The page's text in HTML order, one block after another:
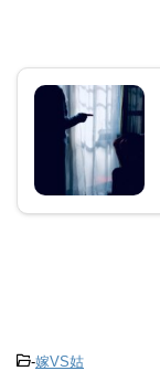
-嫁VS姑